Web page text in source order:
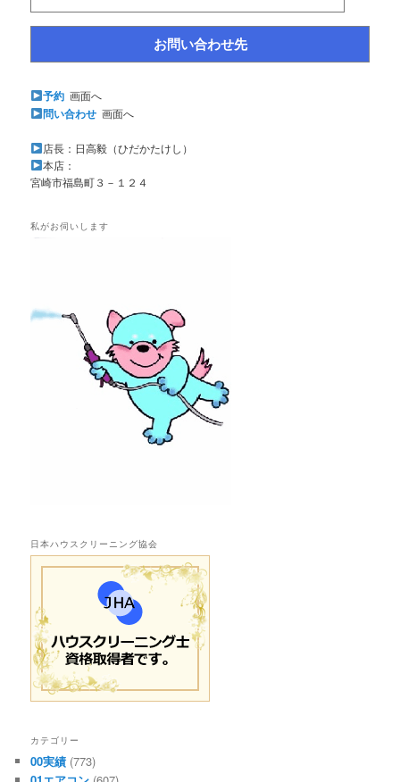
お問い合わせ先
予約画面へ
問い合わせ画面へ
店長：日高毅（ひだかたけし）
本店：
宮崎市福島町３－１２４
私がお伺いします
日本ハウスクリーニング協会
カテゴリー
00実績 (773)